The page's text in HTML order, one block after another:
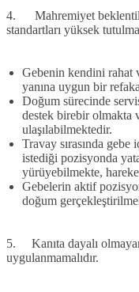
4. Mahremiyet
standartları yüksek
Gebenin kendini rahat
yanına uygun bir
Doğum sürecinde
destek birebir olmakta
ulaşılabilmektedir.
Travay sırasında gebe
istediği pozisyonda
yürüyebilmekte,
Gebelerin aktif
doğum
5. Kanıta dayalı
uygulanmamalıdır.